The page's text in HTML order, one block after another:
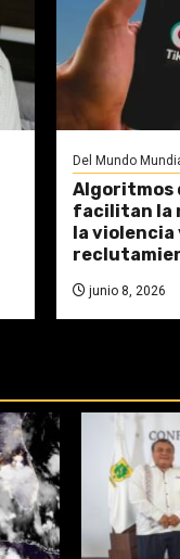
Del Mundo
Algoritmos
facilitan la
la violencia
junio 8, 2026